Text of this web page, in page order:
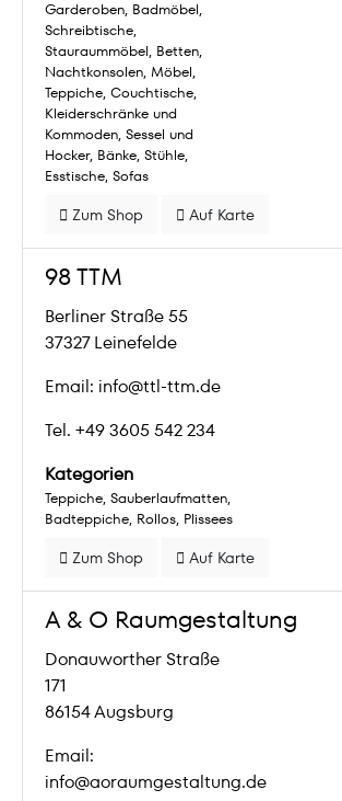
Garderoben Badmöbel
Schreibtische
Stauraummöbel Betten
Nachtkonsolen Möbel
Teppiche Couchtische
Kleiderschränke und
Kommoden Sessel und
Hocker Bänke Stühle
Esstische Sofas
Zum Shop Auf Karte
98 TTM
Berliner Straße 55
37327 Leinefelde
Email: info@ttl-ttm.de
Tel. +49 3605 542 234
Kategorien
Teppiche Sauberlaufmatten
Badteppiche Rollos Plissees
Zum Shop Auf Karte
A & O Raumgestaltung
Donauworther Straße
171
86154 Augsburg
Email:
info@aoraumgestaltung.de